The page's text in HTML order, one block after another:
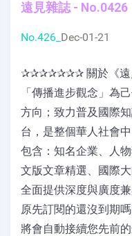
遠見雜誌 - No.0426
No.426_ Dec-01-21
✰✰✰✰✰✰✰ 關於《遠
「傳播進步觀念」為
方向；致力普及國際
台，是整個華人社會
包含：知名企業、人
文版文章精選、國際
全面提供深度與廣
原先訂閱的還沒到期
將會自動接續您先前